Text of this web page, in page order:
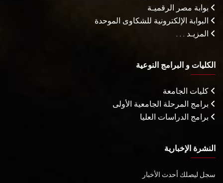
بوابة مصر الرقميـة
البوابة الإلكترونية للشكاوى الموحدة
المزيـد . . .
الكليات و البرامج النوعية
كليات الجامعة
برامج المرحلة الجامعية الأولى
برامج الدراسات العليا
النشرة الإخبارية
سجل ليصلك أحدث الأخبار